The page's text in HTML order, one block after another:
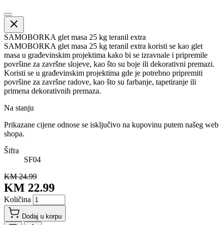
SAMOBORKA glet masa 25 kg teranil extra
SAMOBORKA glet masa 25 kg teranil extra koristi se kao glet
masa u građevinskim projektima kako bi se izravnale i pripremile
površine za završne slojeve, kao što su boje ili dekorativni premazi.
Koristi se u građevinskim projektima gde je potrebno pripremiti
površine za završne radove, kao što su farbanje, tapetiranje ili
primena dekorativnih premaza.
Na stanju
Prikazane cijene odnose se isključivo na kupovinu putem našeg web
shopa.
Šifra
SF04
KM 24.99
KM 22.99
Količina
Dodaj u korpu